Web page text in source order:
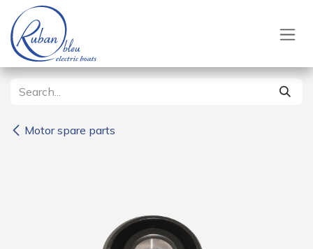
Skip to Content
Motor spare parts